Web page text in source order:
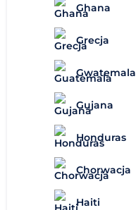
Ghana
Grecja
Gwatemala
Gujana
Honduras
Chorwacja
Haiti